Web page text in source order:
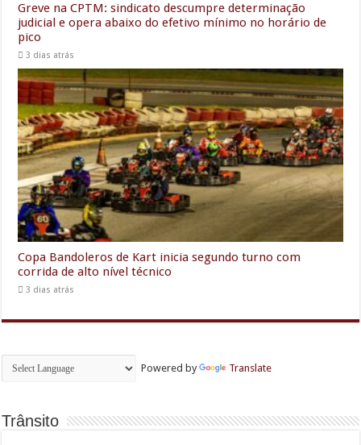
Greve na CPTM: sindicato descumpre determinação
judicial e opera abaixo do efetivo mínimo no horário de
pico
3 dias atrás
Copa Bandoleros de Kart inicia segundo turno com
corrida de alto nível técnico
3 dias atrás
Powered by Translate
Trânsito